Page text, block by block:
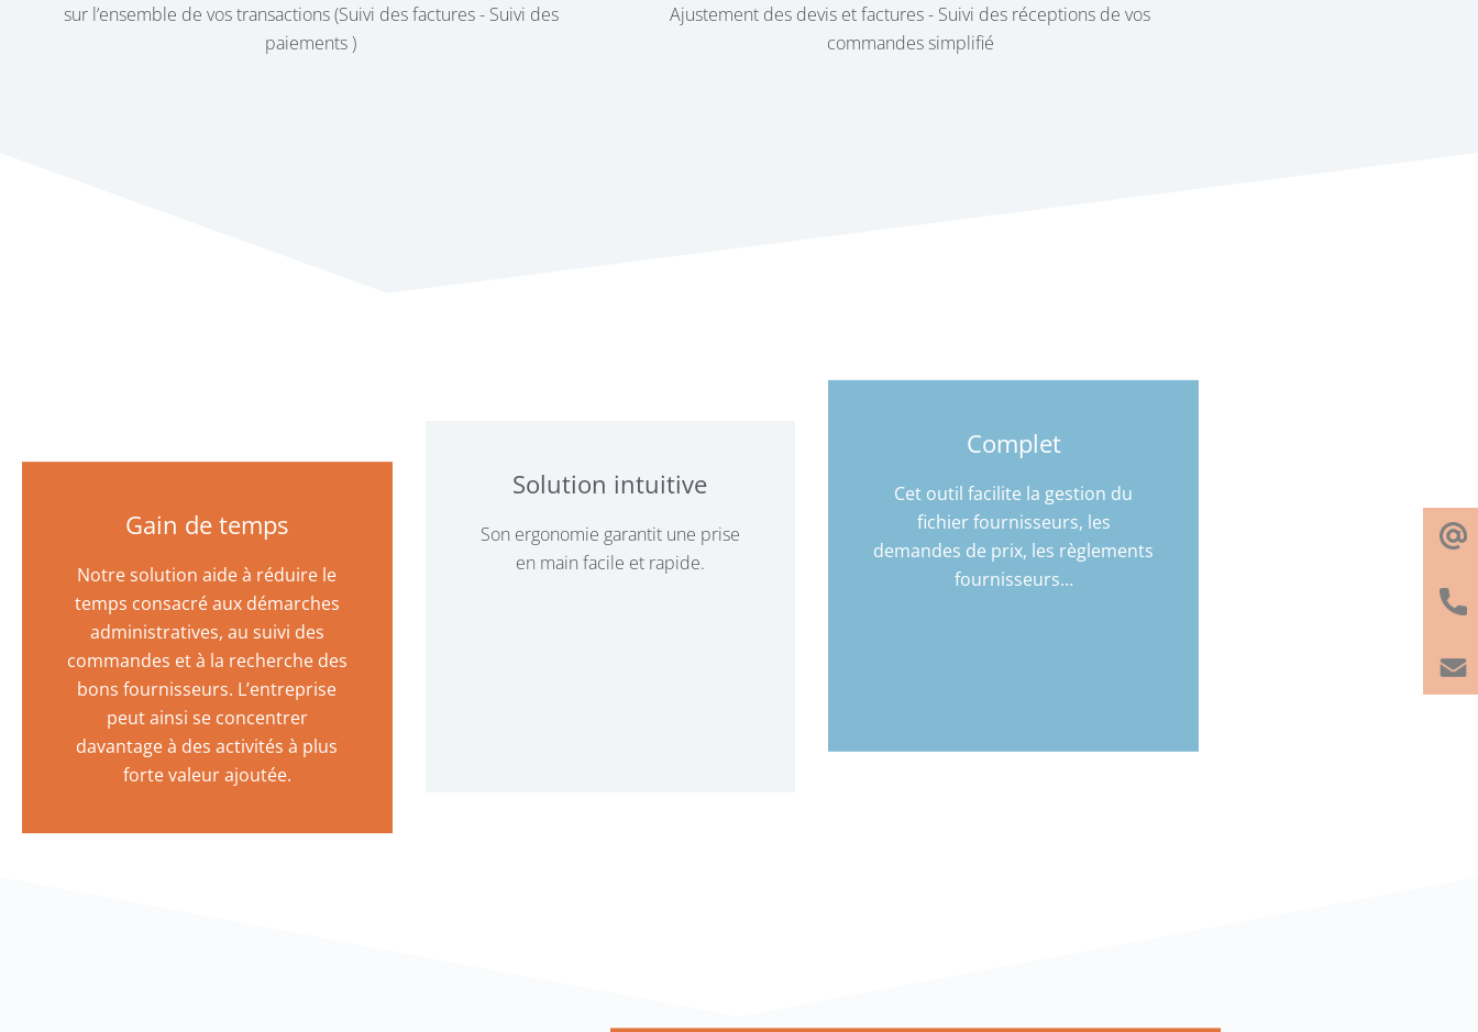
sur l’ensemble de vos transactions (Suivi des factures - Suivi des
paiements )
Ajustement des devis et factures - Suivi des réceptions de vos
commandes simplifié
Gain de temps
Notre solution aide à réduire le
temps consacré aux démarches
administratives, au suivi des
commandes et à la recherche des
bons fournisseurs. L’entreprise
peut ainsi se concentrer
davantage à des activités à plus
forte valeur ajoutée.
Solution intuitive
Son ergonomie garantit une prise
en main facile et rapide.
Complet
Cet outil facilite la gestion du
fichier fournisseurs, les
demandes de prix, les règlements
fournisseurs…